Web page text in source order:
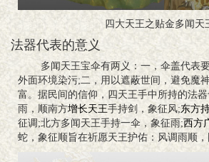
四大天王之贴金多闻天
法器代表的意义
多闻天王宝伞有两义：一，伞盖代表要
外面环境染污;二，用以遮蔽世间，避免魔
富。据民间的信仰，四天王手中所持的法器
雨，顺南方增长天王手持剑，象征风;东方
征调;北方多闻天王手持一伞，象征雨;西方
蛇，象征顺旨在祈愿天王护佑：风调雨顺，